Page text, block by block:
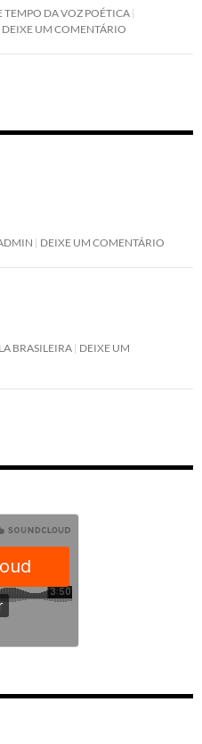
TEMPO DA VOZ POÉTICA
DEIXE UM COMENTÁRIO
DEIXE UM COMENTÁRIO
BRASILEIRA
DEIXE UM